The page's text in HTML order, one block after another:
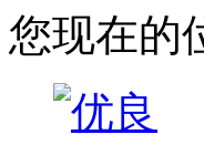
您现在的